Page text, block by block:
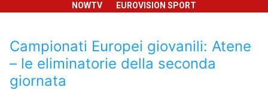
NOWTV
EUROVISION SPORT
Campionati Europei giovanili: Atene
– le eliminatorie della seconda
giornata